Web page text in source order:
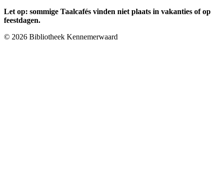
Let op: sommige Taalcafés vinden niet plaats in vakanties of op
feestdagen.
© 2026 Bibliotheek Kennemerwaard